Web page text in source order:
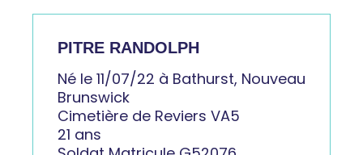
PITRE RANDOLPH
Né le 11/07/22 à Bathurst, Nouveau
Brunswick
Cimetière de Reviers VA5
21 ans